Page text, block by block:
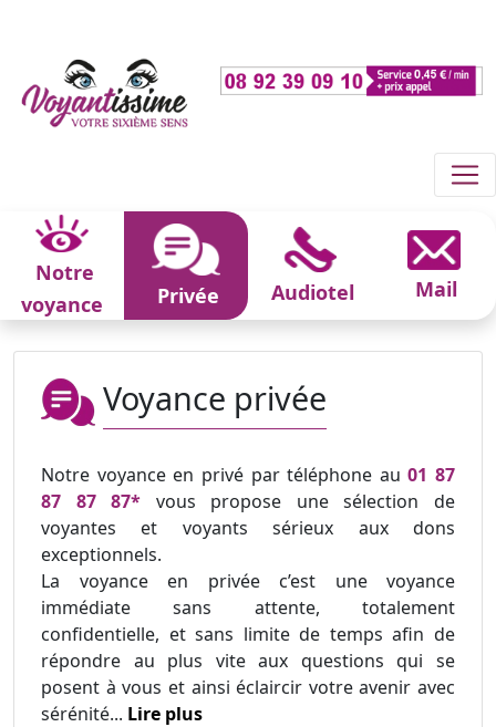
Notre
voyance
Privée Audiotel Mail
Voyance privée
Notre voyance en privé par téléphone au01 87
87 87 87* vous propose une sélection de
voyantes et voyants sérieux aux dons
exceptionnels.
La voyance en privée c’est une voyance
immédiate sans attente, totalement
confidentielle, et sans limite de temps afin de
répondre au plus vite aux questions qui se
posent à vous et ainsi éclaircir votre avenir avec
sérénité... Lire plus